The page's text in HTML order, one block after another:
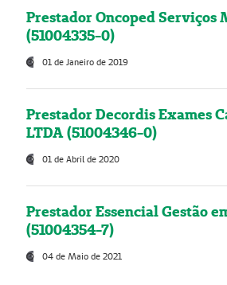
Prestador Oncoped Serviços
(51004335-0)
01 de Janeiro de 2019
Prestador Decordis Exames
LTDA (51004346-0)
01 de Abril de 2020
Prestador Essencial Gestão
(51004354-7)
04 de Maio de 2021